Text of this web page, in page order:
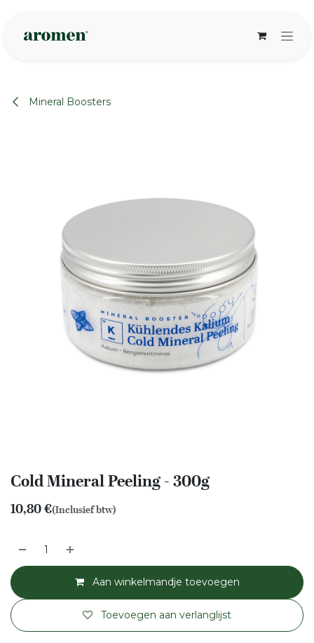
Mineral Boosters
Cold Mineral Peeling - 300g
10,80€(Inclusief btw)
Aan winkelmandje toevoegen
Toevoegen aan verlanglijst